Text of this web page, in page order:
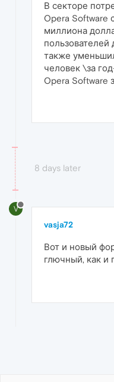
В секторе
Opera Software
миллиона
также
человек \за
Opera Software
8 days later
V
vasja72
Вот и новый
глючный, как и